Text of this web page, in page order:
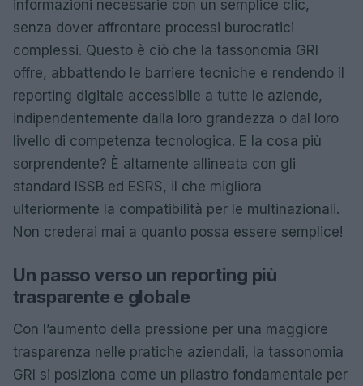
informazioni necessarie con un semplice clic,
senza dover affrontare processi burocratici
complessi. Questo è ciò che la tassonomia GRI
offre, abbattendo le barriere tecniche e rendendo il
reporting digitale accessibile a tutte le aziende,
indipendentemente dalla loro grandezza o dal loro
livello di competenza tecnologica. E la cosa più
sorprendente? È altamente allineata con gli
standard ISSB ed ESRS, il che migliora
ulteriormente la compatibilità per le multinazionali.
Non crederai mai a quanto possa essere semplice!
Un passo verso un reporting più
trasparente e globale
Con l’aumento della pressione per una maggiore
trasparenza nelle pratiche aziendali, la tassonomia
GRI si posiziona come un pilastro fondamentale per